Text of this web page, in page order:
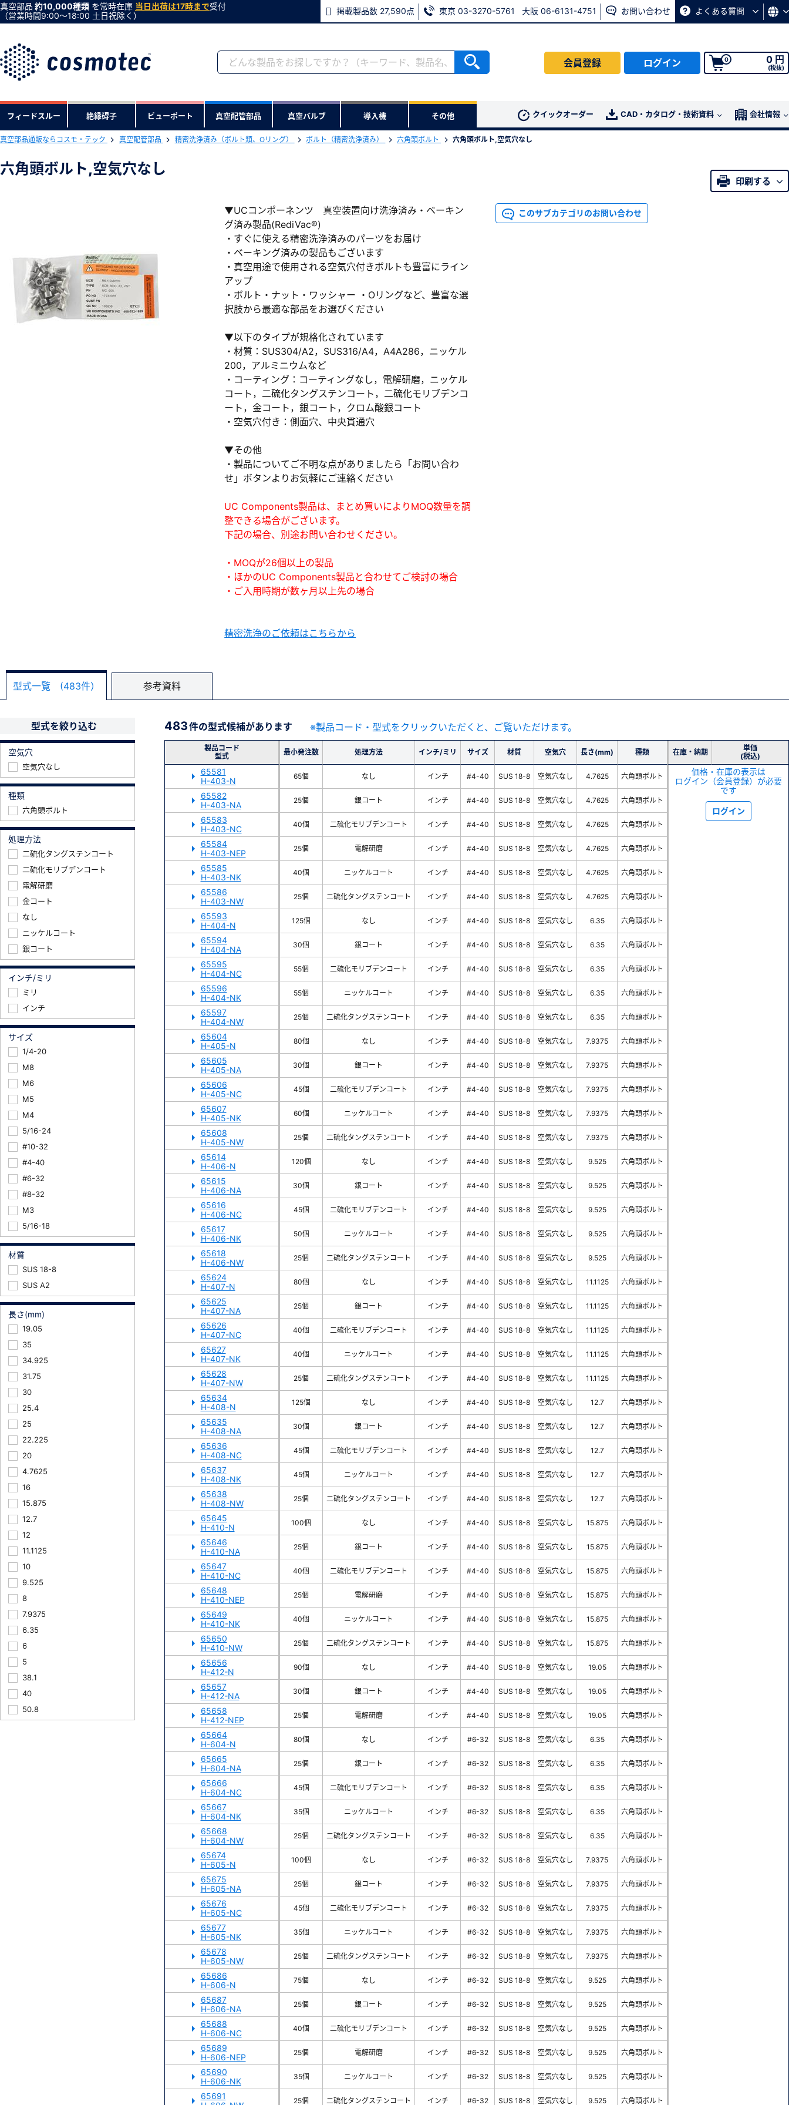
真空部品 約10,000種類 を常時在庫 当日出荷は17時まで受付
（営業時間9:00〜18:00 土日祝除く）
掲載製品数 27,590点 東京 03-3270-5761 大阪 06-6131-4751 お問い合わせ よくある質問
会員登録 ログイン 0 0 円
(税抜)
フィードスルー 絶縁碍子 ビューポート 真空配管部品 真空バルブ 導入機 その他 クイックオーダー CAD・カタログ・技術資料 会社情報
真空部品通販ならコスモ・テック 真空配管部品 精密洗浄済み（ボルト類、Oリング） ボルト（精密洗浄済み） 六角頭ボルト 六角頭ボルト,空気穴なし
六角頭ボルト,空気穴なし
印刷する
▼UCコンポーネンツ 真空装置向け洗浄済み・ベーキン
グ済み製品(RediVac®)
・すぐに使える精密洗浄済みのパーツをお届け
・ベーキング済みの製品もございます
・真空用途で使用される空気穴付きボルトも豊富にライン
アップ
・ボルト・ナット・ワッシャー ・Oリングなど、豊富な選
択肢から最適な部品をお選びください
▼以下のタイプが規格化されています
・材質：SUS304/A2，SUS316/A4，A4A286，ニッケル
200，アルミニウムなど
・コーティング：コーティングなし，電解研磨，ニッケル
コート，二硫化タングステンコート，二硫化モリブデンコ
ート，金コート，銀コート，クロム酸銀コート
・空気穴付き：側面穴、中央貫通穴
▼その他
・製品についてご不明な点がありましたら「お問い合わ
せ」ボタンよりお気軽にご連絡ください
UC Components製品は、まとめ買いによりMOQ数量を調
整できる場合がございます。
下記の場合、別途お問い合わせください。
・MOQが26個以上の製品
・ほかのUC Components製品と合わせてご検討の場合
・ご入用時期が数ヶ月以上先の場合
精密洗浄のご依頼はこちらから
このサブカテゴリのお問い合わせ
型式一覧 (483件） 参考資料
483件の型式候補があります ※製品コード・型式をクリックいただくと、ご覧いただけます。
製品コード
型式
最小発注数 処理方法 インチ/ミリ サイズ 材質 空気穴 長さ(mm) 種類 在庫・納期
単価
(税込)
65581
H-403-N
65個 なし インチ #4-40 SUS 18-8 空気穴なし 4.7625 六角頭ボルト
価格・在庫の表示は
ログイン（会員登録）が必要
です
ログイン
65582
H-403-NA
25個 銀コート インチ #4-40 SUS 18-8 空気穴なし 4.7625 六角頭ボルト
65583
H-403-NC
40個 二硫化モリブデンコート インチ #4-40 SUS 18-8 空気穴なし 4.7625 六角頭ボルト
65584
H-403-NEP
25個 電解研磨 インチ #4-40 SUS 18-8 空気穴なし 4.7625 六角頭ボルト
65585
H-403-NK
40個 ニッケルコート インチ #4-40 SUS 18-8 空気穴なし 4.7625 六角頭ボルト
65586
H-403-NW
25個 二硫化タングステンコート インチ #4-40 SUS 18-8 空気穴なし 4.7625 六角頭ボルト
65593
H-404-N
125個 なし インチ #4-40 SUS 18-8 空気穴なし 6.35 六角頭ボルト
65594
H-404-NA
30個 銀コート インチ #4-40 SUS 18-8 空気穴なし 6.35 六角頭ボルト
65595
H-404-NC
55個 二硫化モリブデンコート インチ #4-40 SUS 18-8 空気穴なし 6.35 六角頭ボルト
65596
H-404-NK
55個 ニッケルコート インチ #4-40 SUS 18-8 空気穴なし 6.35 六角頭ボルト
65597
H-404-NW
25個 二硫化タングステンコート インチ #4-40 SUS 18-8 空気穴なし 6.35 六角頭ボルト
65604
H-405-N
80個 なし インチ #4-40 SUS 18-8 空気穴なし 7.9375 六角頭ボルト
65605
H-405-NA
30個 銀コート インチ #4-40 SUS 18-8 空気穴なし 7.9375 六角頭ボルト
65606
H-405-NC
45個 二硫化モリブデンコート インチ #4-40 SUS 18-8 空気穴なし 7.9375 六角頭ボルト
65607
H-405-NK
60個 ニッケルコート インチ #4-40 SUS 18-8 空気穴なし 7.9375 六角頭ボルト
65608
H-405-NW
25個 二硫化タングステンコート インチ #4-40 SUS 18-8 空気穴なし 7.9375 六角頭ボルト
65614
H-406-N
120個 なし インチ #4-40 SUS 18-8 空気穴なし 9.525 六角頭ボルト
65615
H-406-NA
30個 銀コート インチ #4-40 SUS 18-8 空気穴なし 9.525 六角頭ボルト
65616
H-406-NC
45個 二硫化モリブデンコート インチ #4-40 SUS 18-8 空気穴なし 9.525 六角頭ボルト
65617
H-406-NK
50個 ニッケルコート インチ #4-40 SUS 18-8 空気穴なし 9.525 六角頭ボルト
65618
H-406-NW
25個 二硫化タングステンコート インチ #4-40 SUS 18-8 空気穴なし 9.525 六角頭ボルト
65624
H-407-N
80個 なし インチ #4-40 SUS 18-8 空気穴なし 11.1125 六角頭ボルト
65625
H-407-NA
25個 銀コート インチ #4-40 SUS 18-8 空気穴なし 11.1125 六角頭ボルト
65626
H-407-NC
40個 二硫化モリブデンコート インチ #4-40 SUS 18-8 空気穴なし 11.1125 六角頭ボルト
65627
H-407-NK
40個 ニッケルコート インチ #4-40 SUS 18-8 空気穴なし 11.1125 六角頭ボルト
65628
H-407-NW
25個 二硫化タングステンコート インチ #4-40 SUS 18-8 空気穴なし 11.1125 六角頭ボルト
65634
H-408-N
125個 なし インチ #4-40 SUS 18-8 空気穴なし 12.7 六角頭ボルト
65635
H-408-NA
30個 銀コート インチ #4-40 SUS 18-8 空気穴なし 12.7 六角頭ボルト
65636
H-408-NC
45個 二硫化モリブデンコート インチ #4-40 SUS 18-8 空気穴なし 12.7 六角頭ボルト
65637
H-408-NK
45個 ニッケルコート インチ #4-40 SUS 18-8 空気穴なし 12.7 六角頭ボルト
65638
H-408-NW
25個 二硫化タングステンコート インチ #4-40 SUS 18-8 空気穴なし 12.7 六角頭ボルト
65645
H-410-N
100個 なし インチ #4-40 SUS 18-8 空気穴なし 15.875 六角頭ボルト
65646
H-410-NA
25個 銀コート インチ #4-40 SUS 18-8 空気穴なし 15.875 六角頭ボルト
65647
H-410-NC
40個 二硫化モリブデンコート インチ #4-40 SUS 18-8 空気穴なし 15.875 六角頭ボルト
65648
H-410-NEP
25個 電解研磨 インチ #4-40 SUS 18-8 空気穴なし 15.875 六角頭ボルト
65649
H-410-NK
40個 ニッケルコート インチ #4-40 SUS 18-8 空気穴なし 15.875 六角頭ボルト
65650
H-410-NW
25個 二硫化タングステンコート インチ #4-40 SUS 18-8 空気穴なし 15.875 六角頭ボルト
65656
H-412-N
90個 なし インチ #4-40 SUS 18-8 空気穴なし 19.05 六角頭ボルト
65657
H-412-NA
30個 銀コート インチ #4-40 SUS 18-8 空気穴なし 19.05 六角頭ボルト
65658
H-412-NEP
25個 電解研磨 インチ #4-40 SUS 18-8 空気穴なし 19.05 六角頭ボルト
65664
H-604-N
80個 なし インチ #6-32 SUS 18-8 空気穴なし 6.35 六角頭ボルト
65665
H-604-NA
25個 銀コート インチ #6-32 SUS 18-8 空気穴なし 6.35 六角頭ボルト
65666
H-604-NC
45個 二硫化モリブデンコート インチ #6-32 SUS 18-8 空気穴なし 6.35 六角頭ボルト
65667
H-604-NK
35個 ニッケルコート インチ #6-32 SUS 18-8 空気穴なし 6.35 六角頭ボルト
65668
H-604-NW
25個 二硫化タングステンコート インチ #6-32 SUS 18-8 空気穴なし 6.35 六角頭ボルト
65674
H-605-N
100個 なし インチ #6-32 SUS 18-8 空気穴なし 7.9375 六角頭ボルト
65675
H-605-NA
25個 銀コート インチ #6-32 SUS 18-8 空気穴なし 7.9375 六角頭ボルト
65676
H-605-NC
45個 二硫化モリブデンコート インチ #6-32 SUS 18-8 空気穴なし 7.9375 六角頭ボルト
65677
H-605-NK
35個 ニッケルコート インチ #6-32 SUS 18-8 空気穴なし 7.9375 六角頭ボルト
65678
H-605-NW
25個 二硫化タングステンコート インチ #6-32 SUS 18-8 空気穴なし 7.9375 六角頭ボルト
65686
H-606-N
75個 なし インチ #6-32 SUS 18-8 空気穴なし 9.525 六角頭ボルト
65687
H-606-NA
25個 銀コート インチ #6-32 SUS 18-8 空気穴なし 9.525 六角頭ボルト
65688
H-606-NC
40個 二硫化モリブデンコート インチ #6-32 SUS 18-8 空気穴なし 9.525 六角頭ボルト
65689
H-606-NEP
25個 電解研磨 インチ #6-32 SUS 18-8 空気穴なし 9.525 六角頭ボルト
65690
H-606-NK
35個 ニッケルコート インチ #6-32 SUS 18-8 空気穴なし 9.525 六角頭ボルト
65691
25個 二硫化タングステンコート インチ #6-32 SUS 18-8 空気穴なし 9.525 六角頭ボルト
型式を絞り込む
空気穴
空気穴なし
種類
六角頭ボルト
処理方法
二硫化タングステンコート
二硫化モリブデンコート
電解研磨
金コート
なし
ニッケルコート
銀コート
インチ/ミリ
ミリ
インチ
サイズ
1/4-20
M8
M6
M5
M4
5/16-24
#10-32
#4-40
#6-32
#8-32
M3
5/16-18
材質
SUS 18-8
SUS A2
長さ(mm)
19.05
35
34.925
31.75
30
25.4
25
22.225
20
4.7625
16
15.875
12.7
12
11.1125
10
9.525
8
7.9375
6.35
6
5
38.1
40
50.8
会員登録がお済みでない方
会員登録をすれば、便利な機能がご利用いただけます。
新規会員登録（無料）
※新規会員登録をお申し込み頂いてから本登録となるまで、数日間かかる場合があります。
会員の方はこちら
※メールアドレスを忘れた方は、お問い合わせページよりお問い合わせください